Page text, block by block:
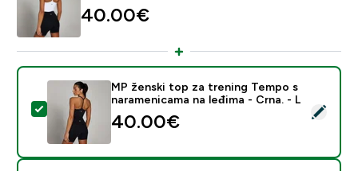
40.00€‎
Odaberi ovaj proizvod - MP ženski top za trening
MP ženski top za trening Tempo s
naramenicama na leđima - Crna. - L
40.00€‎